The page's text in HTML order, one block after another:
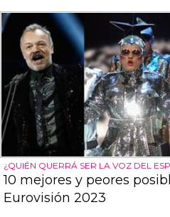
¿QUIÉN QUERRÁ SER LA VOZ DEL
10 mejores y peores
Eurovisión 2023